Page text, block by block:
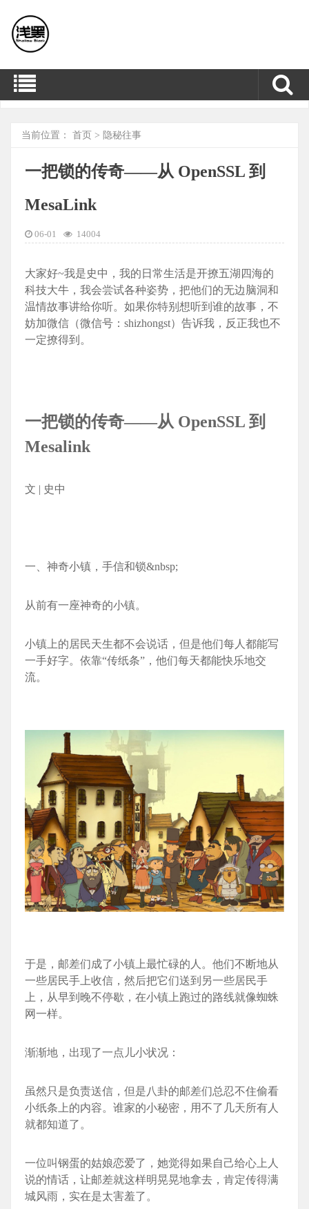
当前位置： 首页 > 隐秘往事
一把锁的传奇——从 OpenSSL 到
MesaLink
06-01 14004
大家好~我是史中，我的日常生活是开撩五湖四海的
科技大牛，我会尝试各种姿势，把他们的无边脑洞和
温情故事讲给你听。如果你特别想听到谁的故事，不
妨加微信（微信号：shizhongst）告诉我，反正我也不
一定撩得到。
一把锁的传奇——从 OpenSSL 到
Mesalink
文 | 史中
一、神奇小镇，手信和锁&nbsp;
从前有一座神奇的小镇。
小镇上的居民天生都不会说话，但是他们每人都能写
一手好字。依靠“传纸条”，他们每天都能快乐地交
流。
于是，邮差们成了小镇上最忙碌的人。他们不断地从
一些居民手上收信，然后把它们送到另一些居民手
上，从早到晚不停歇，在小镇上跑过的路线就像蜘蛛
网一样。
渐渐地，出现了一点儿小状况：
虽然只是负责送信，但是八卦的邮差们总忍不住偷看
小纸条上的内容。谁家的小秘密，用不了几天所有人
就都知道了。
一位叫钢蛋的姑娘恋爱了，她觉得如果自己给心上人
说的情话，让邮差就这样明晃晃地拿去，肯定传得满
城风雨，实在是太害羞了。